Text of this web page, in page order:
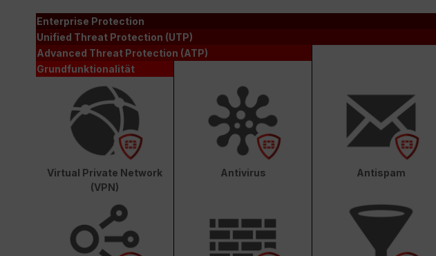
Enterprise Protection
Unified Threat Protection (UTP)
Advanced Threat Protection (ATP)
Grundfunktionalität
Virtual Private Network
(VPN)
Antivirus Antispam